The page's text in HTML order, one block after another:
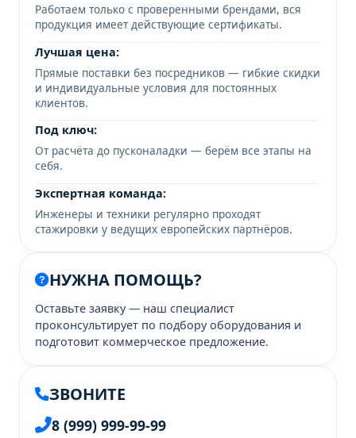
Работаем только с проверенными брендами, вся
продукция имеет действующие сертификаты.
Лучшая цена:
Прямые поставки без посредников — гибкие скидки
и индивидуальные условия для постоянных
клиентов.
Под ключ:
От расчёта до пусконаладки — берём все этапы на
себя.
Экспертная команда:
Инженеры и техники регулярно проходят
стажировки у ведущих европейских партнёров.
НУЖНА ПОМОЩЬ?
Оставьте заявку — наш специалист
проконсультирует по подбору оборудования и
подготовит коммерческое предложение.
ЗВОНИТЕ
8 (999) 999-99-99